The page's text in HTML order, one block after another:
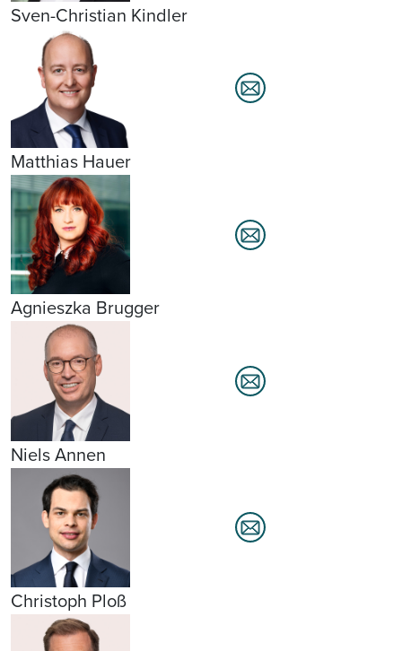
Sven-Christian Kindler
Matthias Hauer
Agnieszka Brugger
Niels Annen
Christoph Ploß